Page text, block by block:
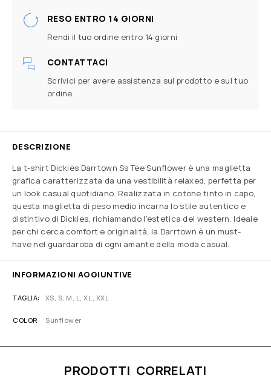
RESO ENTRO 14 GIORNI
Rendi il tuo ordine entro 14 giorni
CONTATTACI
Scrivici per avere assistenza sul prodotto e sul tuo
ordine
DESCRIZIONE
La t-shirt Dickies Darrtown Ss Tee Sunflower è una maglietta
grafica caratterizzata da una vestibilità relaxed, perfetta per
un look casual quotidiano. Realizzata in cotone tinto in capo,
questa maglietta di peso medio incarna lo stile autentico e
distintivo di Dickies, richiamando l’estetica del western. Ideale
per chi cerca comfort e originalità, la Darrtown è un must-
have nel guardaroba di ogni amante della moda casual.
INFORMAZIONI AGGIUNTIVE
TAGLIA XS, S, M, L, XL, XXL
COLOR Sunflower
PRODOTTI CORRELATI